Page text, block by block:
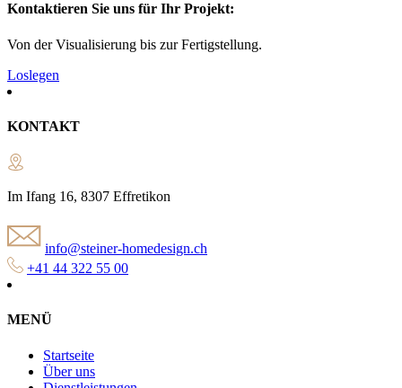
Kontaktieren Sie uns für Ihr Projekt:
Von der Visualisierung bis zur Fertigstellung.
Loslegen
KONTAKT
Im Ifang 16, 8307 Effretikon
info@steiner-homedesign.ch
+41 44 322 55 00
MENÜ
Startseite
Über uns